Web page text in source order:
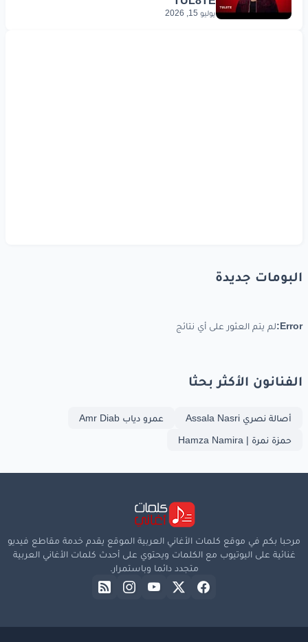
يوليو 15, 2026
البومات جديدة
Error: لم يتم العثور على أي نتائج
الفنانون الأكثر بحثا
أصالة نصري Assala Nasri
عمرو دياب Amr Diab
حمزة نمرة | Hamza Namira
مرحبا بكم في موقع كلمات الأغاني العربية الموقع يقدم خدمة مقاطع فيديو
غنائية على اليوتيوب مع الكلمات ويحتوي على أحدث كلمات الأغاني العربية
متجدد دائما وباستمرار.